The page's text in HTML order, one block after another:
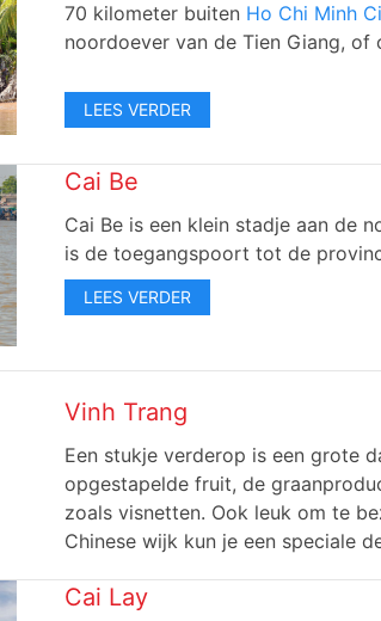
70 kilometer buiten Ho Chi Minh
noordoever van de Tien Giang,
LEES VERDER
Cai Be
Cai Be is een klein stadje aan de
is de toegangspoort tot de
LEES VERDER
Vinh Trang
Een stukje verderop is een grote
opgestapelde fruit, de
zoals visnetten. Ook leuk om te
Chinese wijk kun je een speciale
Cai Lay